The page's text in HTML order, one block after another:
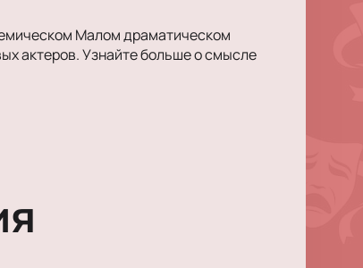
Малом драматическом
актеров. Узнайте больше о смысле